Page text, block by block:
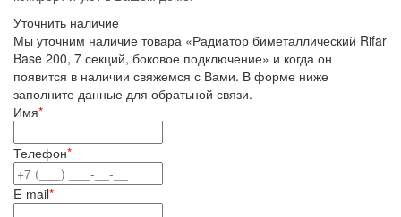
Уточнить наличие
Мы уточним наличие товара «Радиатор биметаллический Rifar
Base 200, 7 секций, боковое подключение» и когда он
появится в наличии свяжемся с Вами. В форме ниже
заполните данные для обратьной связи.
Имя*
Телефон*
E-mail*